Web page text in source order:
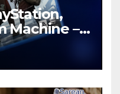
Machine –